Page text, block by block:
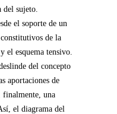
sujeto.
el soporte de un
de la
el esquema tensivo.
del concepto
aportaciones de
finalmente, una
el diagrama del